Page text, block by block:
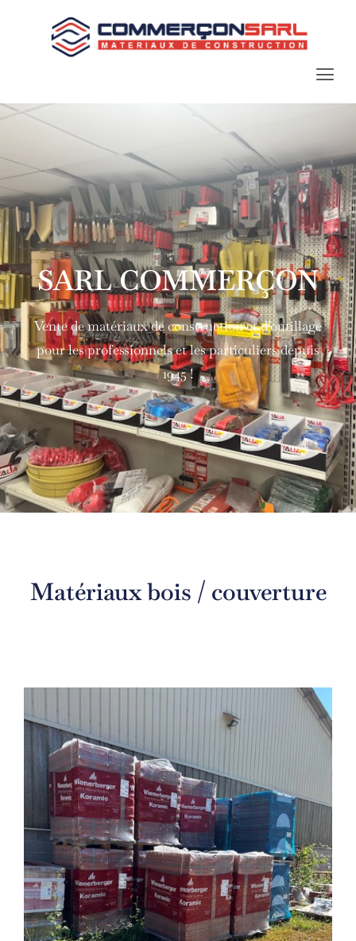
SARL COMMERÇON
Vente de matériaux de construction et d’outillage
pour les professionnels et les particuliers depuis
1945 !
Matériaux bois / couverture